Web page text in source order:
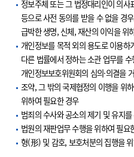
정보주체 또는 그 법정대리인이 의사
등으로 사전 동의를 받을 수 없을 경
급박한 생명, 신체, 재산의 이익을 위
개인정보를 목적 외의 용도로 이용
다른 법률에서 정하는 소관 업무를
개인정보보호위원회의 심의·의결을
조약, 그 밖의 국제협정의 이행을 위
위하여 필요한 경우
범죄의 수사와 공소의 제기 및 유지
법원의 재판업무 수행을 위하여 필요
형(形) 및 감호, 보호처분의 집행을